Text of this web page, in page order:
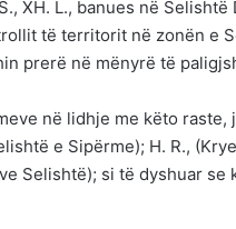
S., XH. L., banues në
të territorit në zonën e
prerë në mënyrë të
në lidhje me këto
e Sipërme); H. R.,
Selishtë); si të dyshuar